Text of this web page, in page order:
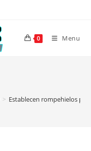
0 Menu
> Establecen rompehielos